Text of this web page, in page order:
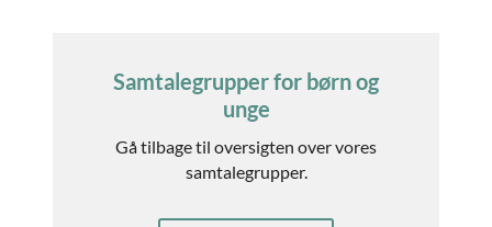
Samtalegrupper for børn og
unge
Gå tilbage til oversigten over vores
samtalegrupper.